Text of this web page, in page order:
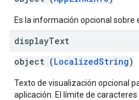
Es la información opcional sobre
displayText
object (LocalizedString)
Texto de visualización opcional
aplicación. El límite de caracteres